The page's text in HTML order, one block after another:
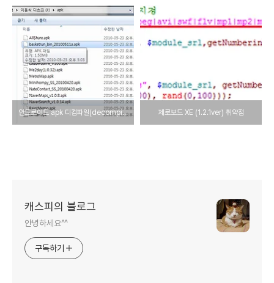
안드로이드 apk 디컴파일(decompile) 하기 제로보드 XE (1.2.1ver) 취약점
캐스피의 블로그
안녕하세요^^
구독하기